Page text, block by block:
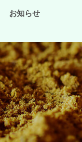
お知らせ